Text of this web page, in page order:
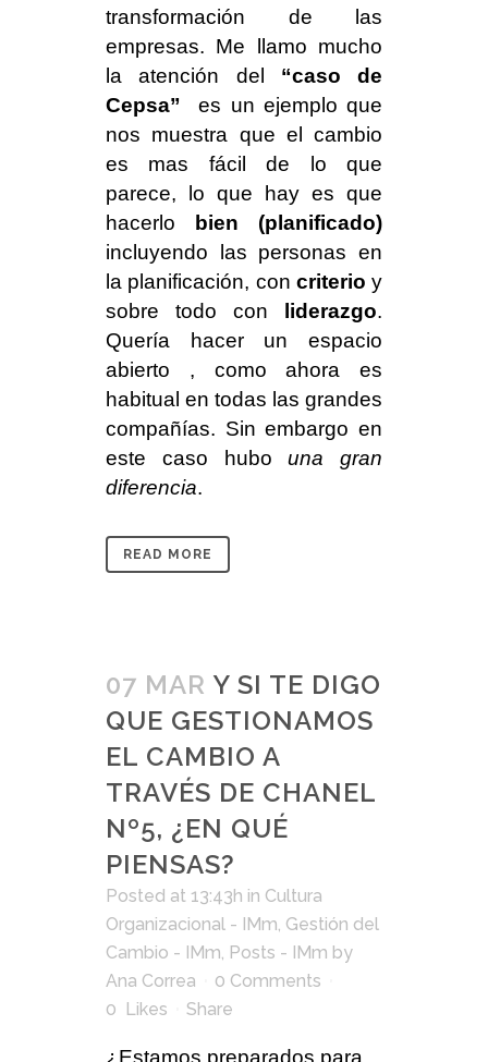
transformación de las
empresas. Me llamo mucho
la atención del “caso de
Cepsa”
es un ejemplo que
nos muestra que el cambio
es mas fácil de lo que
parece, lo que hay es que
hacerlo
bien (planificado)
incluyendo las personas en
la planificación, con criterio y
sobre todo con
liderazgo.
Quería hacer un espacio
abierto , como ahora es
habitual en todas las grandes
compañías. Sin embargo en
este caso hubouna gran
diferencia.
READ MORE
07 MAR Y SI TE DIGO
QUE GESTIONAMOS
EL CAMBIO A
TRAVÉS DE CHANEL
Nº5, ¿EN QUÉ
PIENSAS?
Posted at 13:43h in Cultura
Organizacional - IMm, Gestión del
Cambio - IMm, Posts - IMm by
Ana Correa
0 Comments
0 Likes Share
¿Estamos preparados para